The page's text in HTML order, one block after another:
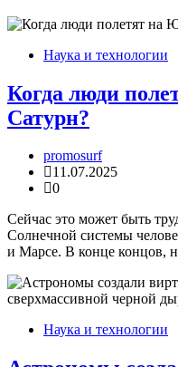
Наука и технологии
Когда люди
Сатурн?
promosurf
11.07.2025
0
Сейчас это может быть
Солнечной системы
и Марсе. В конце концов,
Наука и технологии